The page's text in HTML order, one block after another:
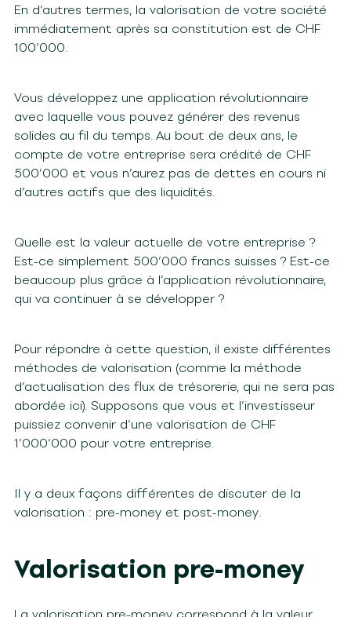
En d’autres termes, la valorisation de votre société
immédiatement après sa constitution est de CHF
100’000.
Vous développez une application révolutionnaire
avec laquelle vous pouvez générer des revenus
solides au fil du temps. Au bout de deux ans, le
compte de votre entreprise sera crédité de CHF
500’000 et vous n’aurez pas de dettes en cours ni
d’autres actifs que des liquidités.
Quelle est la valeur actuelle de votre entreprise ?
Est-ce simplement 500’000 francs suisses ? Est-ce
beaucoup plus grâce à l’application révolutionnaire,
qui va continuer à se développer ?
Pour répondre à cette question, il existe différentes
méthodes de valorisation (comme la méthode
d’actualisation des flux de trésorerie, qui ne sera pas
abordée ici). Supposons que vous et l’investisseur
puissiez convenir d’une valorisation de CHF
1’000’000 pour votre entreprise.
Il y a deux façons différentes de discuter de la
valorisation : pre-money et post-money.
Valorisation pre-money